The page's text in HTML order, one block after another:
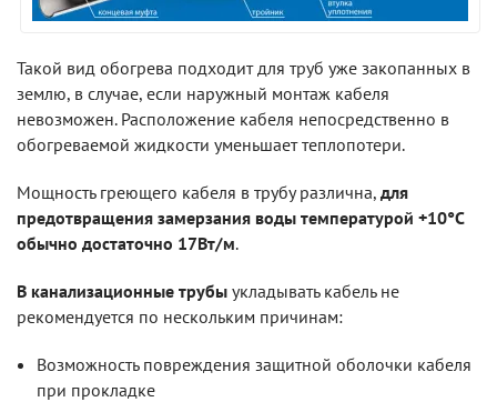
Такой вид обогрева подходит для труб уже закопанных в
землю, в случае, если наружный монтаж кабеля
невозможен. Расположение кабеля непосредственно в
обогреваемой жидкости уменьшает теплопотери.
Мощность греющего кабеля в трубу различна, для
предотвращения замерзания воды температурой +10°С
обычно достаточно 17Вт/м.
В канализационные трубы укладывать кабель не
рекомендуется по нескольким причинам:
Возможность повреждения защитной оболочки кабеля
при прокладке